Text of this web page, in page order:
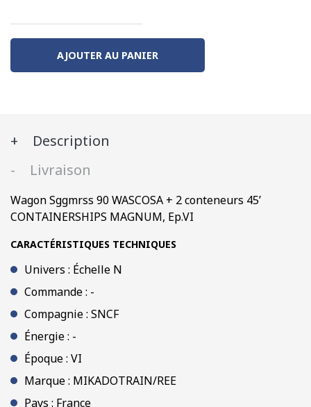
Wagon
Sggmrss
90
WASCOSA
45’
MAGNUM,
AJOUTER AU PANIER
Description
Livraison
Wagon Sggmrss 90 WASCOSA + 2 conteneurs 45’
CONTAINERSHIPS MAGNUM, Ep.VI
CARACTÉRISTIQUES TECHNIQUES
Univers : Échelle N
Commande : -
Compagnie : SNCF
Énergie : -
Époque : VI
Marque : MIKADOTRAIN/REE
Pays : France